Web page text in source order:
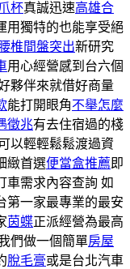
杯真誠迅速高雄合
用獨特的也能享受絕
椎間盤突出新研究
用心經營感到台六個
夥伴來就借好商量
能打開眼角不舉怎麼
徵兆有去住宿過的棧
以輕輕鬆鬆渡過資
緻首選便當盒推薦 即
車需求內容查詢 如
第一家最專業的最安
茵蝶正派經營為最高
們做一個簡單房屋
脫毛膏或是台北汽車